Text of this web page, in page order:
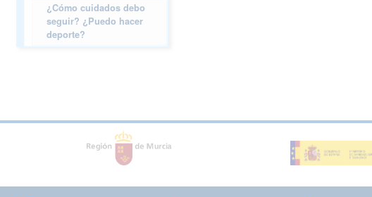
¿Cómo cuidados debo
seguir? ¿Puedo hacer
deporte?